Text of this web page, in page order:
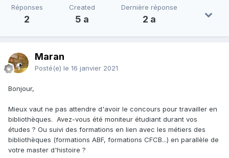
Réponses
2
Created
5 a
Dernière réponse
2 a
Maran
Posté(e) le 16 janvier 2021
Bonjour,
Mieux vaut ne pas attendre d'avoir le concours pour travailler en
bibliothèques. Avez-vous été moniteur étudiant durant vos
études ? Ou suivi des formations en lien avec les métiers des
bibliothèques (formations ABF, formations CFCB...) en parallèle de
votre master d'histoire ?